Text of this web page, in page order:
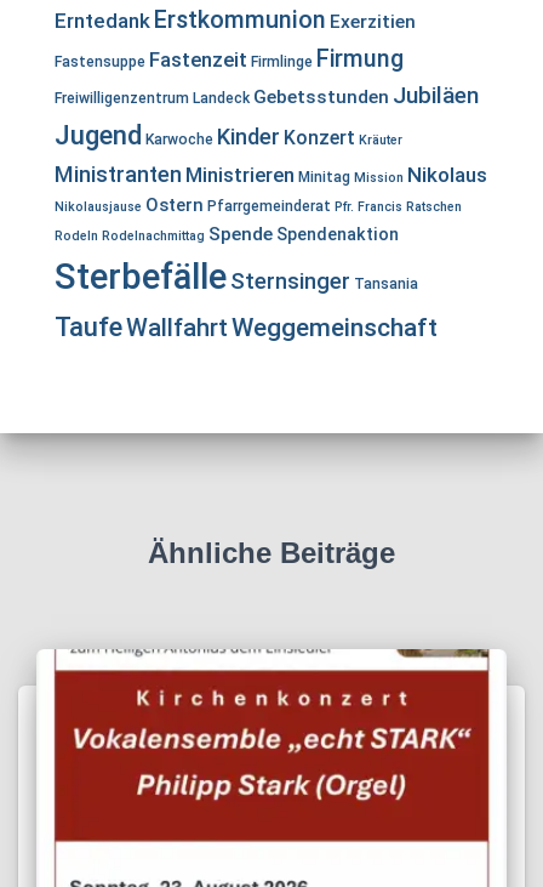
Erntedank Erstkommunion Exerzitien
Fastensuppe Fastenzeit Firmlinge Firmung
Freiwilligenzentrum Landeck Gebetsstunden Jubiläen
Jugend Karwoche Kinder Konzert Kräuter
Ministranten Ministrieren Minitag Mission Nikolaus
Nikolausjause Ostern Pfarrgemeinderat Pfr. Francis Ratschen
Rodeln Rodelnachmittag Spende Spendenaktion
SterbefälleSternsinger Tansania
TaufeWallfahrtWeggemeinschaft
Ähnliche Beiträge